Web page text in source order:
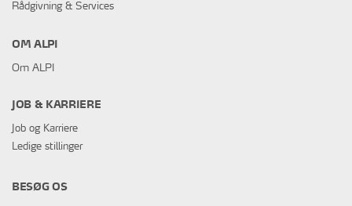
Rådgivning & Services
OM ALPI
Om ALPI
JOB & KARRIERE
Job og Karriere
Ledige stillinger
BESØG OS